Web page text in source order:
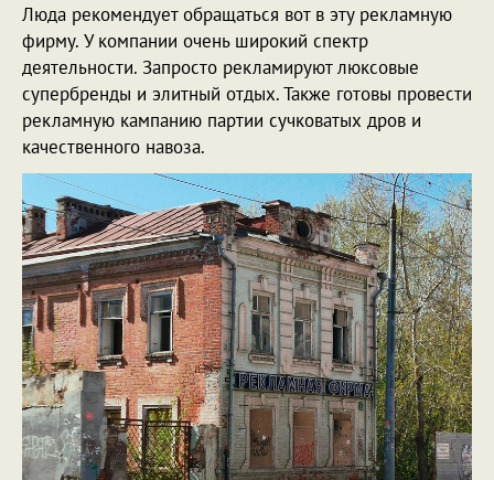
Люда рекомендует обращаться вот в эту рекламную
фирму. У компании очень широкий спектр
деятельности. Запросто рекламируют люксовые
супербренды и элитный отдых. Также готовы провести
рекламную кампанию партии сучковатых дров и
качественного навоза.